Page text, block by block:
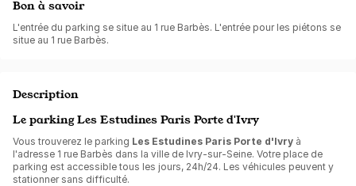
Bon à savoir
L'entrée du parking se situe au 1 rue Barbès. L'entrée pour les piétons se
situe au 1 rue Barbès.
Description
Le parking Les Estudines Paris Porte d'Ivry
Vous trouverez le parking Les Estudines Paris Porte d'Ivry à
l'adresse 1 rue Barbès dans la ville de Ivry-sur-Seine. Votre place de
parking est accessible tous les jours, 24h/24. Les véhicules peuvent y
stationner sans difficulté.